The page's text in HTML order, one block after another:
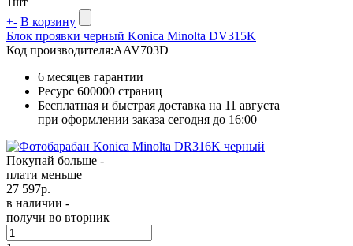
+- В корзину
Блок проявки черный Konica Minolta DV315K
Код производителя:AAV703D
6 месяцев гарантии
Ресурс 600000 страниц
Бесплатная и быстрая доставка на 11 августа
при оформлении заказа сегодня до 16:00
Покупай больше -
плати меньше
27 597р.
в наличии -
получи во вторник